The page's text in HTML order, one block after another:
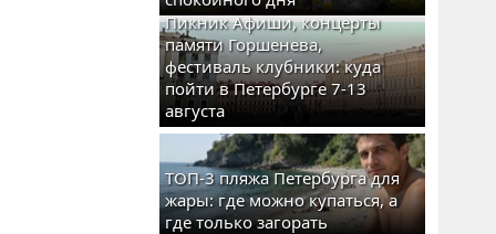
Пикник Афиши, концерты
памяти Горшенева,
фестиваль клубники: куда
пойти в Петербурге 7-13
августа
ТОП-3 пляжа Петербурга для
жары: где можно купаться, а
где только загорать